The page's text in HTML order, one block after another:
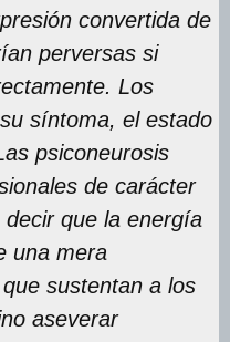
convertida de
perversas si
Los
síntoma, el estado
psiconeurosis
de carácter
que la energía
una mera
sustentan a los
aseverar